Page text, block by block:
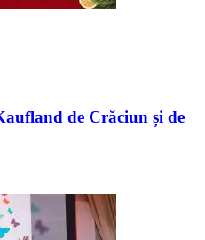
de Crăciun și de